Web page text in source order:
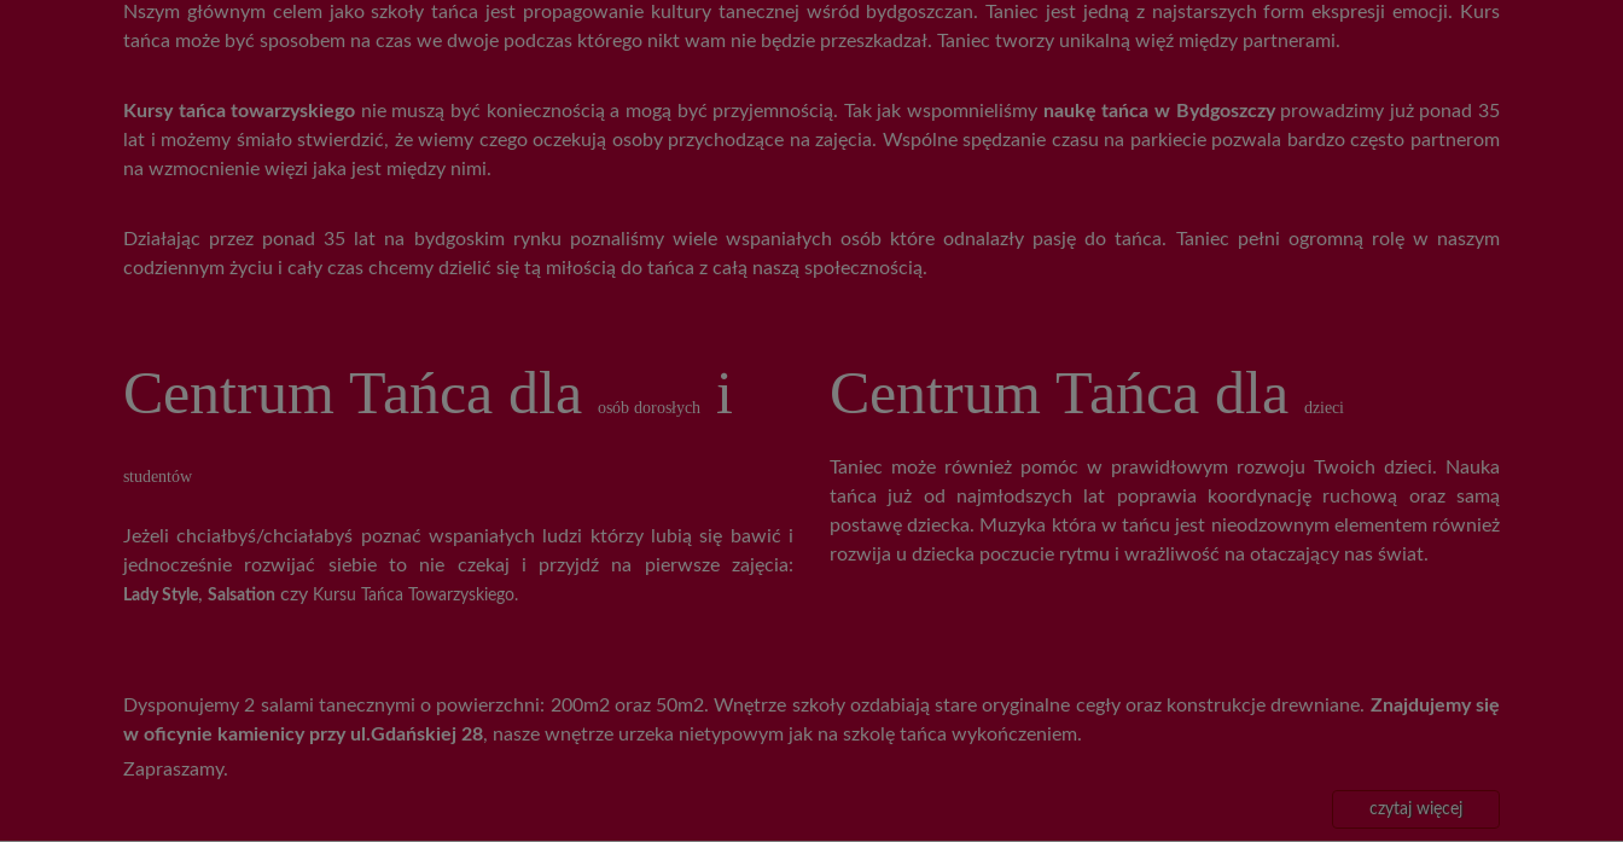
Nszym głównym celem jako szkoły tańca jest propagowanie kultury tanecznej wśród bydgoszczan. Taniec jest jedną z najstarszych form ekspresji emocji. Kurs
tańca może być sposobem na czas we dwoje podczas którego nikt wam nie będzie przeszkadzał. Taniec tworzy unikalną więź między partnerami.
Kursy tańca towarzyskiego nie muszą być koniecznością a mogą być przyjemnością. Tak jak wspomnieliśmy naukę tańca w Bydgoszczyprowadzimy już ponad 35
lat i możemy śmiało stwierdzić, że wiemy czego oczekują osoby przychodzące na zajęcia. Wspólne spędzanie czasu na parkiecie pozwala bardzo często partnerom
na wzmocnienie więzi jaka jest między nimi.
Działając przez ponad 35 lat na bydgoskim rynku poznaliśmy wiele wspaniałych osób które odnalazły pasję do tańca. Taniec pełni ogromną rolę w naszym
codziennym życiu i cały czas chcemy dzielić się tą miłością do tańca z całą naszą społecznością.
Centrum Tańca dla osób dorosłych i
studentów
Jeżeli chciałbyś/chciałabyś poznać wspaniałych ludzi którzy lubią się bawić i
jednocześnie rozwijać siebie to nie czekaj i przyjdź na pierwsze zajęcia:
Lady Style, Salsation czy Kursu Tańca Towarzyskiego.
Centrum Tańca dla dzieci
Taniec może również pomóc w prawidłowym rozwoju Twoich dzieci. Nauka
tańca już od najmłodszych lat poprawia koordynację ruchową oraz samą
postawę dziecka. Muzyka która w tańcu jest nieodzownym elementem również
rozwija u dziecka poczucie rytmu i wrażliwość na otaczający nas świat.
Dysponujemy 2 salami tanecznymi o powierzchni: 200m2 oraz 50m2. Wnętrze szkoły ozdabiają stare oryginalne cegły oraz konstrukcje drewniane. Znajdujemy się
w oficynie kamienicy przy ul.Gdańskiej 28, nasze wnętrze urzeka nietypowym jak na szkolę tańca wykończeniem.
Zapraszamy.
czytaj więcej